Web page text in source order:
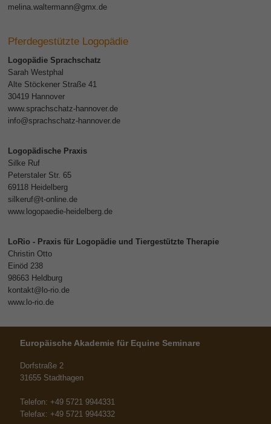
melina.waltermann@gmx.de
Pferdegestützte Logopädie
Logopädie Sprachschatz
Sarah Westphal
Alte Stöckener Straße 41
30419 Hannover
www.sprachschatz-hannover.de
info@sprachschatz-hannover.de
Logopädische Praxis
Silke Ruf
Peterstaler Str. 65
69118 Heidelberg
silkeruf@t-online.de
www.logopaedie-heidelberg.de
LoRio - Praxis für Logopädie und Tiergestützte Therapie
Christin Otto
Einöd 238
98663 Heldburg
kontakt@lo-rio.de
www.lo-rio.de
Europäische Akademie für Equine Seminare
Dorfstraße 2
31655 Stadthagen
Telefon: +49 5721 9944331
Telefax: +49 5721 9944332